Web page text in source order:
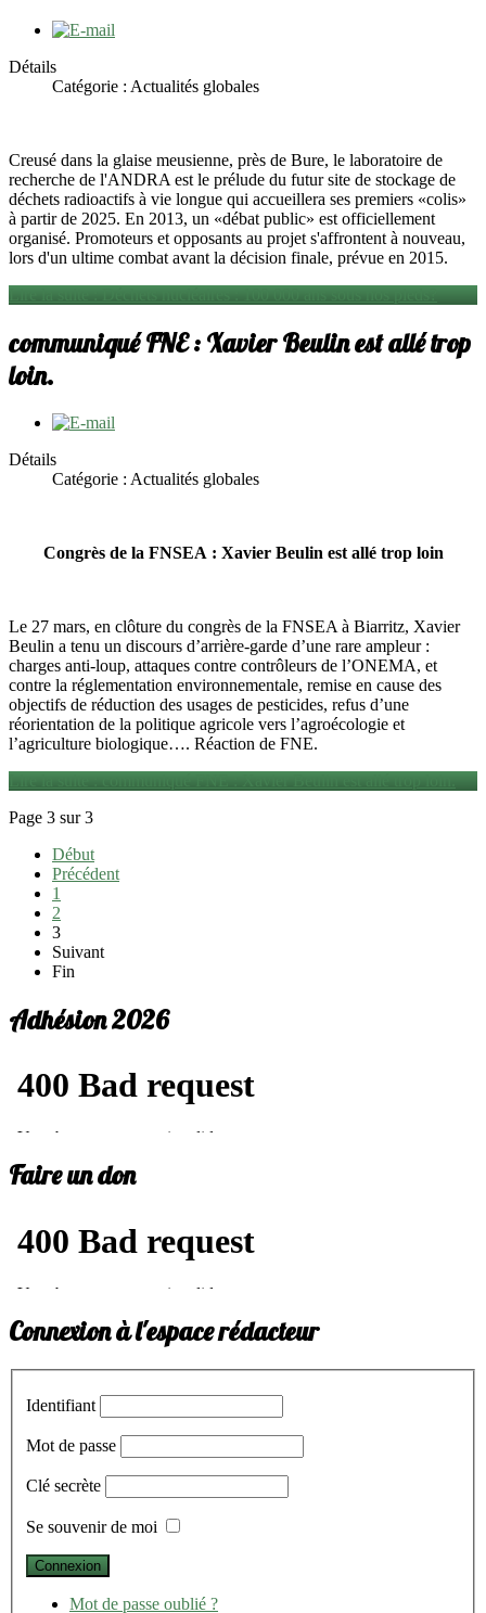
Détails
Catégorie : Actualités globales
Creusé dans la glaise meusienne, près de Bure, le laboratoire de
recherche de l'ANDRA est le prélude du futur site de stockage de
déchets radioactifs à vie longue qui accueillera ses premiers «colis»
à partir de 2025. En 2013, un «débat public» est officiellement
organisé. Promoteurs et opposants au projet s'affrontent à nouveau,
lors d'un ultime combat avant la décision finale, prévue en 2015.
Lire la suite : Déchets nucléaires : 100 000 ans sous nos pieds?
communiqué FNE : Xavier Beulin est allé trop
loin.
Détails
Catégorie : Actualités globales
Congrès de la FNSEA : Xavier Beulin est allé trop loin
Le 27 mars, en clôture du congrès de la FNSEA à Biarritz, Xavier
Beulin a tenu un discours d’arrière-garde d’une rare ampleur :
charges anti-loup, attaques contre contrôleurs de l’ONEMA, et
contre la réglementation environnementale, remise en cause des
objectifs de réduction des usages de pesticides, refus d’une
réorientation de la politique agricole vers l’agroécologie et
l’agriculture biologique…. Réaction de FNE.
Lire la suite : communiqué FNE : Xavier Beulin est allé trop loin.
Page 3 sur 3
Début
Précédent
1
2
3
Suivant
Fin
Adhésion 2026
Faire un don
Connexion à l'espace rédacteur
Identifiant
Mot de passe
Clé secrète
Se souvenir de moi
Mot de passe oublié ?